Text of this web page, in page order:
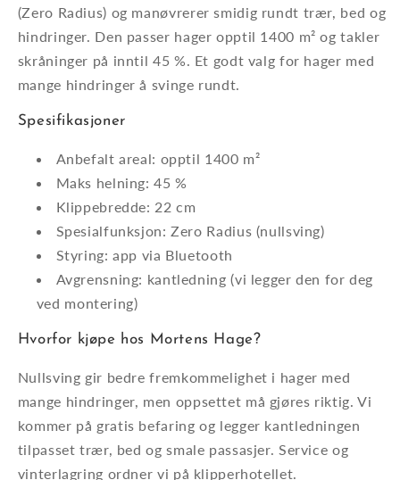
(Zero Radius) og manøvrerer smidig rundt trær, bed og
hindringer. Den passer hager opptil 1400 m² og takler
skråninger på inntil 45 %. Et godt valg for hager med
mange hindringer å svinge rundt.
Spesifikasjoner
Anbefalt areal: opptil 1400 m²
Maks helning: 45 %
Klippebredde: 22 cm
Spesialfunksjon: Zero Radius (nullsving)
Styring: app via Bluetooth
Avgrensning: kantledning (vi legger den for deg
ved montering)
Hvorfor kjøpe hos Mortens Hage?
Nullsving gir bedre fremkommelighet i hager med
mange hindringer, men oppsettet må gjøres riktig. Vi
kommer på gratis befaring og legger kantledningen
tilpasset trær, bed og smale passasjer. Service og
vinterlagring ordner vi på klipperhotellet.